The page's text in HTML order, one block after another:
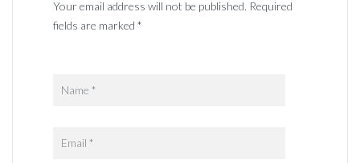
Your email address will not be published. Required
fields are marked *